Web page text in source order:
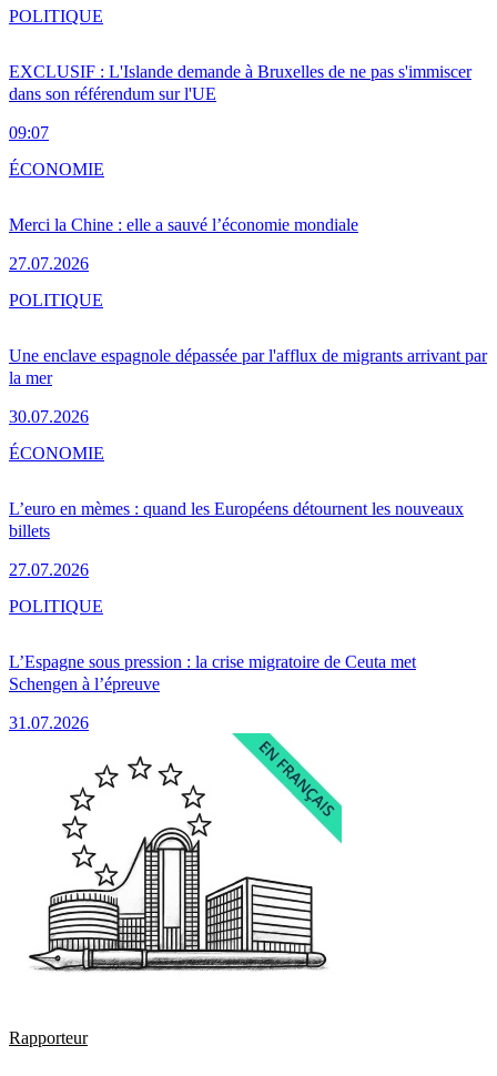
EXCLUSIF : L'Islande demande à Bruxelles de ne pas s'immiscer
dans son référendum sur l'UE
09:07
POLITIQUE
Merci la Chine : elle a sauvé l’économie mondiale
27.07.2026
ÉCONOMIE
Une enclave espagnole dépassée par l'afflux de migrants arrivant par
la mer
30.07.2026
POLITIQUE
L’euro en mèmes : quand les Européens détournent les nouveaux
billets
27.07.2026
ÉCONOMIE
L’Espagne sous pression : la crise migratoire de Ceuta met
Schengen à l’épreuve
31.07.2026
POLITIQUE
Rapporteur